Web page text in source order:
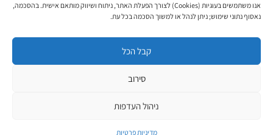
אנו משתמשים בעוגיות (Cookies) לצורך הפעלת האתר, ניתוח ושיווק מותאם אישית. בהסכמה,
נאסוף נתוני שימוש; ניתן לנהל או למשוך הסכמה בכל עת.
קבל הכל
סירוב
ניהול העדפות
מדיניות פרטיות
פיתוח אתרים